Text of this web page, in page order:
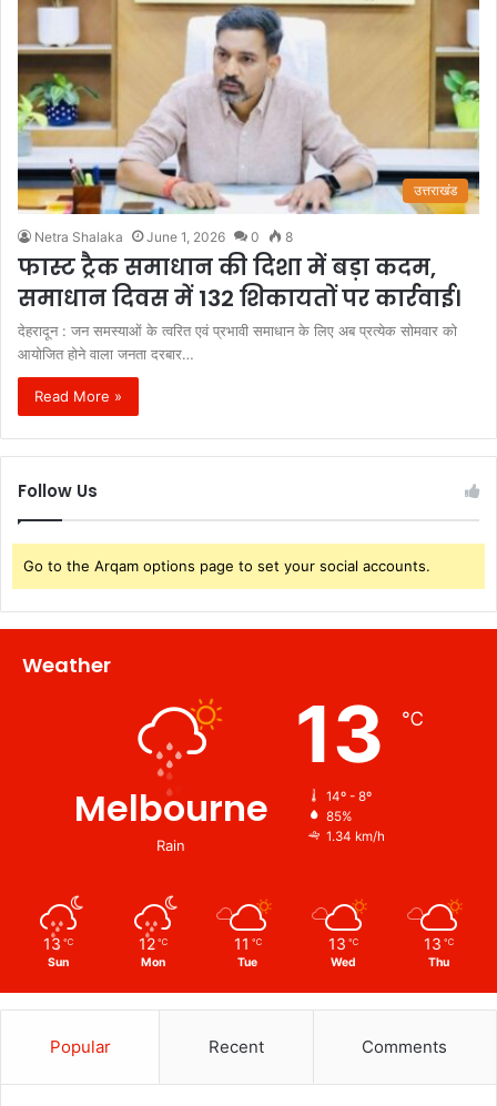
उत्तराखंड
Netra Shalaka June 1, 2026 0 8
फास्ट ट्रैक समाधान की दिशा में बड़ा कदम,
समाधान दिवस में 132 शिकायतों पर कार्रवाई।
देहरादून : जन समस्याओं के त्वरित एवं प्रभावी समाधान के लिए अब प्रत्येक सोमवार को
आयोजित होने वाला जनता दरबार…
Read More »
Follow Us
Go to the Arqam options page to set your social accounts.
Weather
Melbourne
Rain
13 ℃
14º - 8º
85%
1.34 km/h
13 ℃
Sun
12 ℃
Mon
11 ℃
Tue
13 ℃
Wed
13 ℃
Thu
Popular Recent Comments